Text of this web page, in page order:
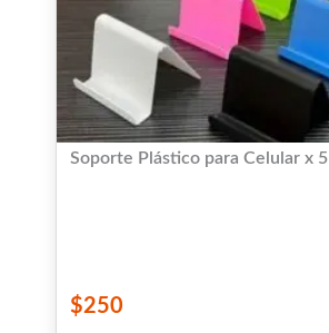
Soporte Plástico para Celular x 5
$250